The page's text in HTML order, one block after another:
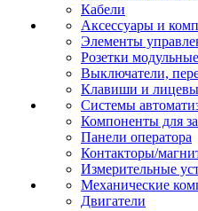
Кабели
Аксессуары и
Элементы
Розетки
Выключатели,
Клавиши и
Системы
Компоненты для
Панели оператора
Контакторы/
Измерительные
Механические
Двигатели